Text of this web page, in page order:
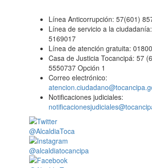
Línea Anticorrupción: 57(601)
Línea de servicio a la
5169017
Línea de atención gratuita:
Casa de Justicia Tocancipá: 57
5550737 Opción 1
Correo electrónico:
Notificaciones judiciales:
@AlcaldiaToca
@alcaldiatocancipa